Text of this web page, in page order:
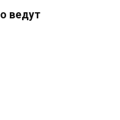
ведут